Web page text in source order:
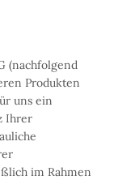
(nachfolgend
Produkten
uns ein
Ihrer
im Rahmen